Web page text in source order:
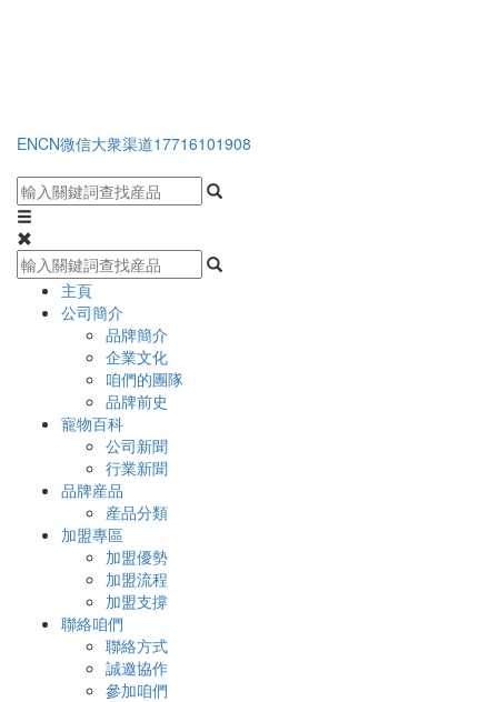
ENCN微信大衆渠道17716101908
主頁
公司簡介
品牌簡介
企業文化
咱們的團隊
品牌前史
寵物百科
公司新聞
行業新聞
品牌産品
産品分類
加盟專區
加盟優勢
加盟流程
加盟支撐
聯絡咱們
聯絡方式
誠邀協作
參加咱們